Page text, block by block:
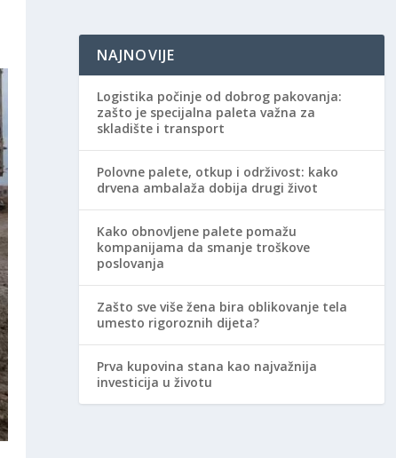
NAJNOVIJE
Logistika počinje od dobrog pakovanja:
zašto je specijalna paleta važna za
skladište i transport
Polovne palete, otkup i održivost: kako
drvena ambalaža dobija drugi život
Kako obnovljene palete pomažu
kompanijama da smanje troškove
poslovanja
Zašto sve više žena bira oblikovanje tela
umesto rigoroznih dijeta?
Prva kupovina stana kao najvažnija
investicija u životu